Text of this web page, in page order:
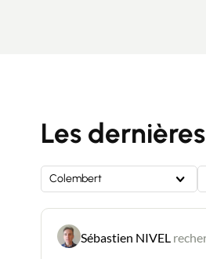
Les
Colembert
Sébastien NIVEL